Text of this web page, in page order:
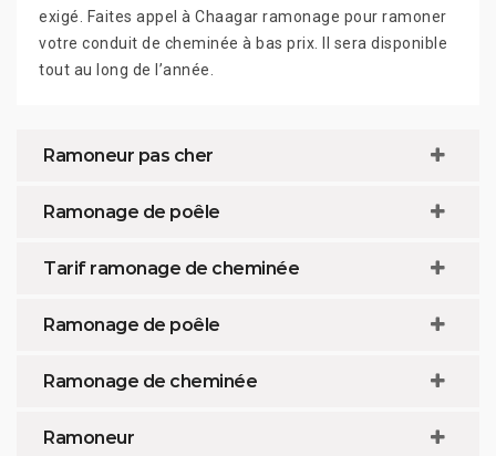
exigé. Faites appel à Chaagar ramonage pour ramoner
votre conduit de cheminée à bas prix. Il sera disponible
tout au long de l’année.
Ramoneur pas cher
Ramonage de poêle
Tarif ramonage de cheminée
Ramonage de poêle
Ramonage de cheminée
Ramoneur